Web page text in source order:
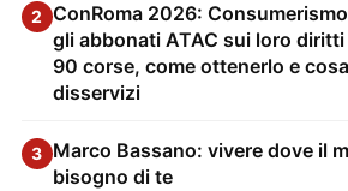
2 ConRoma 2026:
gli abbonati ATAC sui loro diritti
90 corse, come ottenerlo e
disservizi
3 Marco Bassano: vivere dove il
bisogno di te